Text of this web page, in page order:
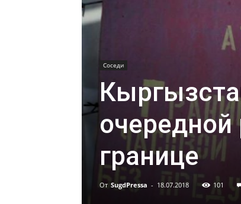
Соседи
очередной
границе
От SugdPressa - 18.07.2018 101